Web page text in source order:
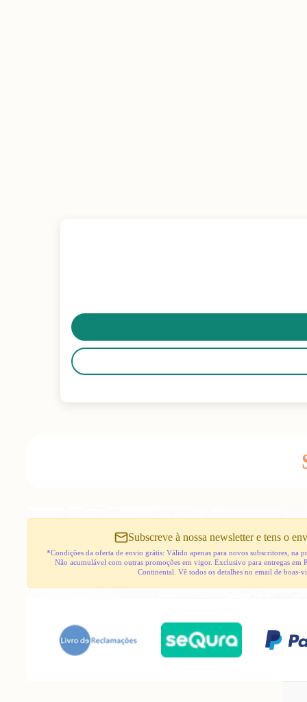
Subscreve à nossa newsletter e tens o
*Condições da oferta de envio grátis: Válido apenas para novos subscritores, na
Não acumulável com outras promoções em vigor. Exclusivo para entregas em
Continental. Vê todos os detalhes no email de boas-